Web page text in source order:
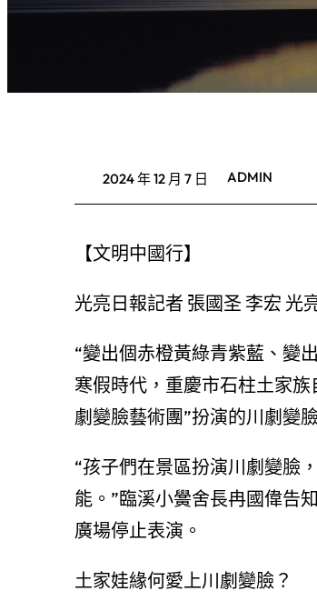
2024 年 12 月 7 日 ADMIN
【文明中國行】
光亮日報記者 張國圣 李宏 光
“變出個赤橙黃綠青紫藍、變
寒假時代，重慶市石柱土家
劇變臉藝術團”扮演的川劇變
“孩子們在景區扮演川劇變臉
能。”臨溪小黌舍長冉國偉告
廣場停止表演。
土家娃緣何愛上川劇變臉？